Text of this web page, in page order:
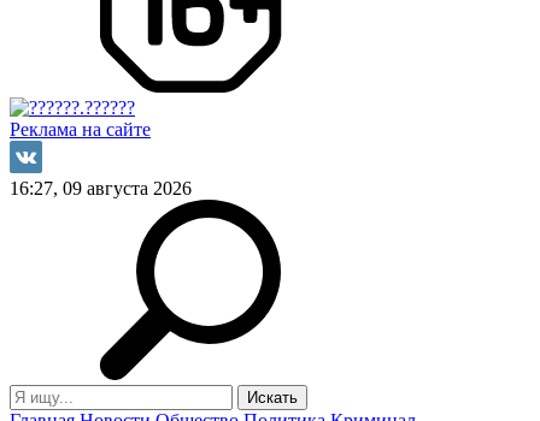
Реклама на сайте
16:27, 09 августа 2026